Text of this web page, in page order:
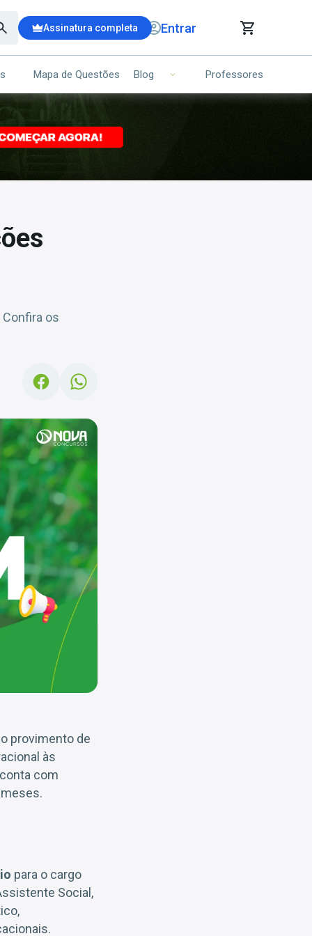
Assinatura completa Entrar
DE COMPRAS
(00)
Ops!
Seu carrinho ainda está vazio.
Mapa de Questões Blog Professores
os
provimento de
às
com
para o cargo
Social,